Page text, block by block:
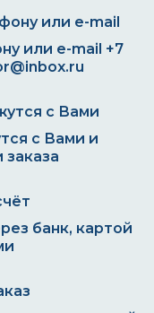
или e-mail +7
с Вами и
банк, картой